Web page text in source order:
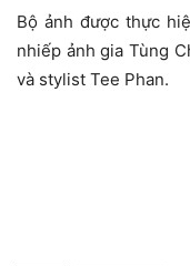
Bộ ảnh được thực
nhiếp ảnh gia Tùng
và stylist Tee Phan.